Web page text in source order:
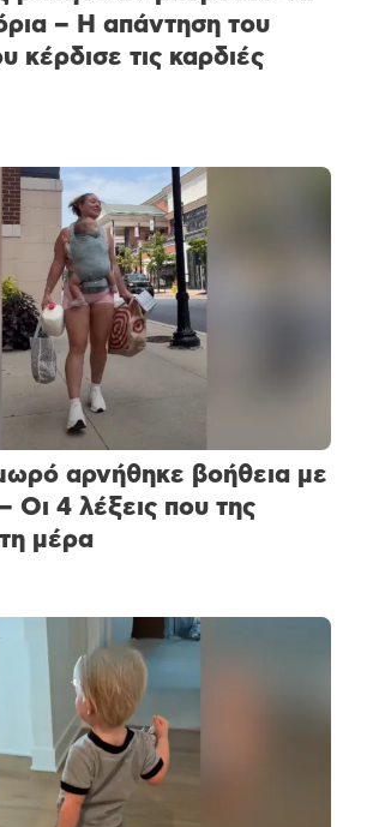
– Η απάντηση του
κέρδισε τις καρδιές
αρνήθηκε βοήθεια με
Οι 4 λέξεις που της
μέρα